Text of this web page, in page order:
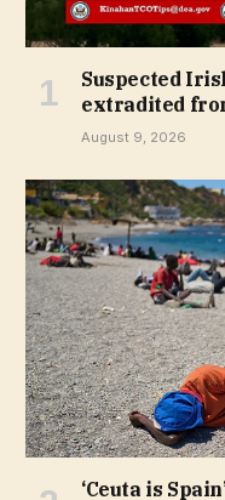
Suspected
extradited
August 9, 2026
‘Ceuta is